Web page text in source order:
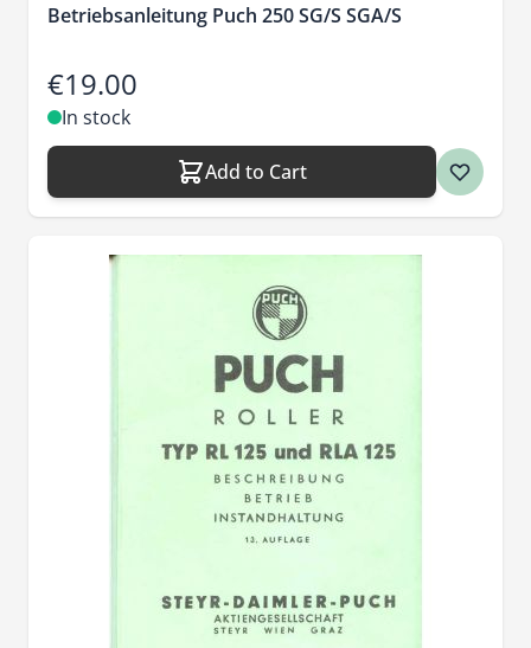
Betriebsanleitung Puch 250 SG/S SGA/S
€19.00
In stock
Add to Cart